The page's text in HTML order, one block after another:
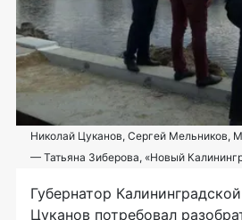
Николай Цуканов, Сергей Мельников,
— Татьяна Зиберова, «Новый
Губернатор
Цуканов потребовал